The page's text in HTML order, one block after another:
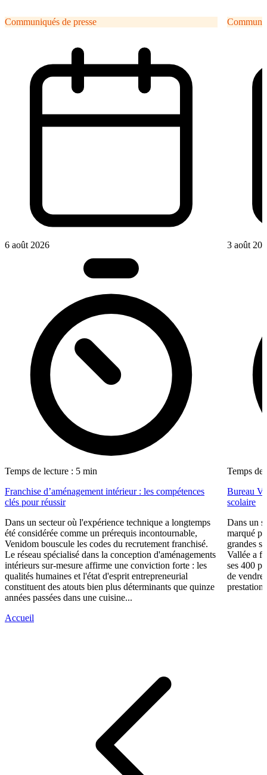
Communiqués de presse
6 août 2026
Temps de lecture : 5 min
Franchise d’aménagement intérieur : les compétences
clés pour réussir
Dans un secteur où l'expérience technique a longtemps
été considérée comme un prérequis incontournable,
Venidom bouscule les codes du recrutement franchisé.
Le réseau spécialisé dans la conception d'aménagements
intérieurs sur-mesure affirme une conviction forte : les
qualités humaines et l'état d'esprit entrepreneurial
constituent des atouts bien plus déterminants que quinze
années passées dans une cuisine...
3 août
Temps de
Bureau
scolaire
Dans un
marqué
grandes
Vallée a
ses 400
de vendre
Accueil